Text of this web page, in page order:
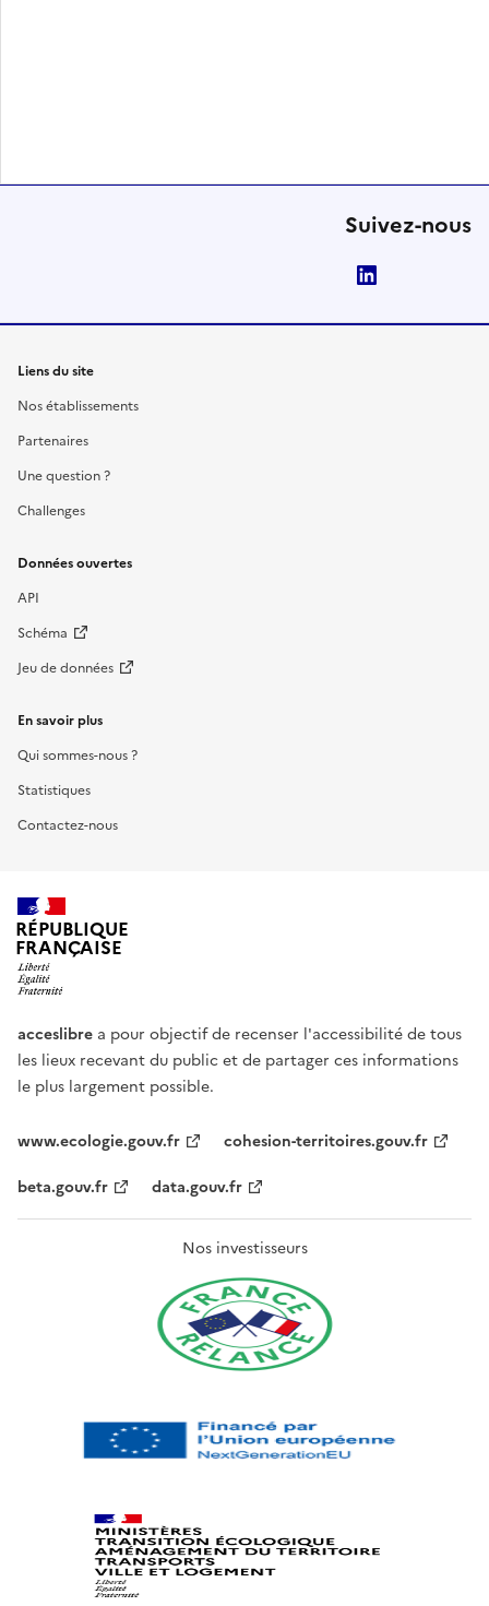
Suivez-nous
Liens du site
Nos établissements
Partenaires
Une question ?
Challenges
Données ouvertes
API
Schéma
Jeu de données
En savoir plus
Qui sommes-nous ?
Statistiques
Contactez-nous
RÉPUBLIQUE
FRANÇAISE
acceslibre a pour objectif de recenser l'accessibilité de tous
les lieux recevant du public et de partager ces informations
le plus largement possible.
www.ecologie.gouv.fr
cohesion-territoires.gouv.fr
beta.gouv.fr
data.gouv.fr
Nos investisseurs